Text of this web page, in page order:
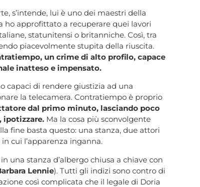
s’intende, lui è uno dei maestri della
approfittato a recuperare quei lavori
statunitensi o britanniche. Così, tra
piacevolmente stupita della riuscita.
un crime di alto profilo, capace
inatteso e impensato.
capaci di rendere giustizia ad una
la telecamera. Contratiempo è proprio
dal primo minuto, lasciando poco
ipotizzare. Ma la cosa più sconvolgente
fine basta questo: una stanza, due attori
cui l’apparenza inganna.
una stanza d’albergo chiusa a chiave con
Lennie). Tutti gli indizi sono contro di
così complicata che il legale di Doria